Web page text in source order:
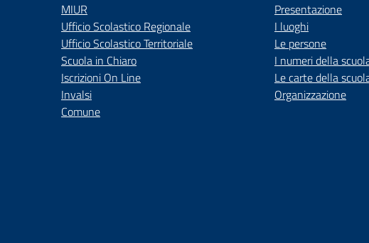
MIUR
Ufficio Scolastico Regionale
Ufficio Scolastico Territoriale
Scuola in Chiaro
Iscrizioni On Line
Invalsi
Comune
Presentazione
I luoghi
Le persone
I numeri della
Le carte della
Organizzazione